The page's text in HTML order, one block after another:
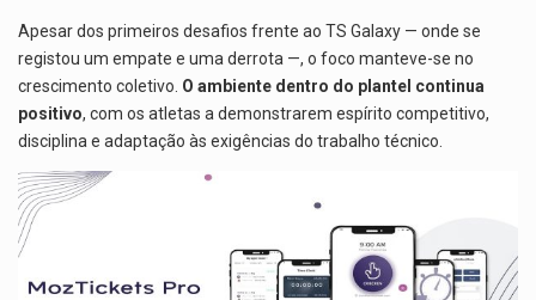
Apesar dos primeiros desafios frente ao TS Galaxy — onde se
registou um empate e uma derrota —, o foco manteve-se no
crescimento coletivo. O ambiente dentro do plantel continua
positivo, com os atletas a demonstrarem espírito competitivo,
disciplina e adaptação às exigências do trabalho técnico.